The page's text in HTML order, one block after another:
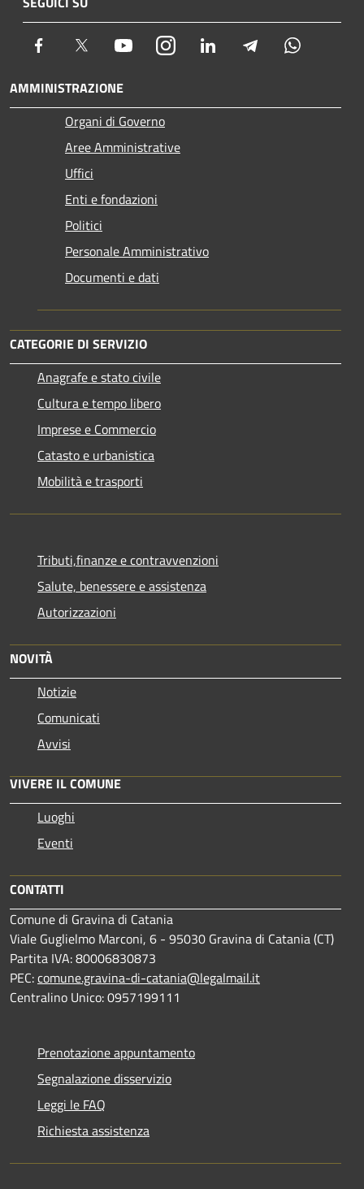
Facebook Twitter YoutubeInstagram LinkedIn Telegram
AMMINISTRAZIONE
Organi di Governo
Aree Amministrative
Uffici
Enti e fondazioni
Politici
Personale Amministrativo
Documenti e dati
CATEGORIE DI SERVIZIO
Anagrafe e stato civile
Cultura e tempo libero
Imprese e Commercio
Catasto e urbanistica
Mobilità e trasporti
Tributi,finanze e contravvenzioni
Salute, benessere e assistenza
Autorizzazioni
NOVITÀ
Notizie
Comunicati
Avvisi
VIVERE IL COMUNE
Luoghi
Eventi
CONTATTI
Comune di Gravina di Catania
Viale Guglielmo Marconi, 6 - 95030 Gravina di Catania (CT)
Partita IVA: 80006830873
PEC:comune.gravina-di-catania@legalmail.it
Centralino Unico: 0957199111
Prenotazione appuntamento
Segnalazione disservizio
Leggi le FAQ
Richiesta assistenza